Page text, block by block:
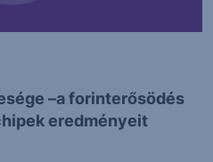
–a forinterősödés
eredményeit